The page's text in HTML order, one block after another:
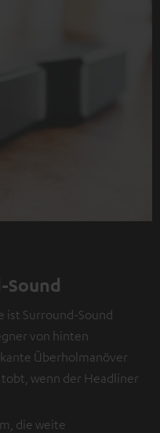
Sound
ist Surround-Sound
von hinten
Überholmanöver
wenn der Headliner
die weite